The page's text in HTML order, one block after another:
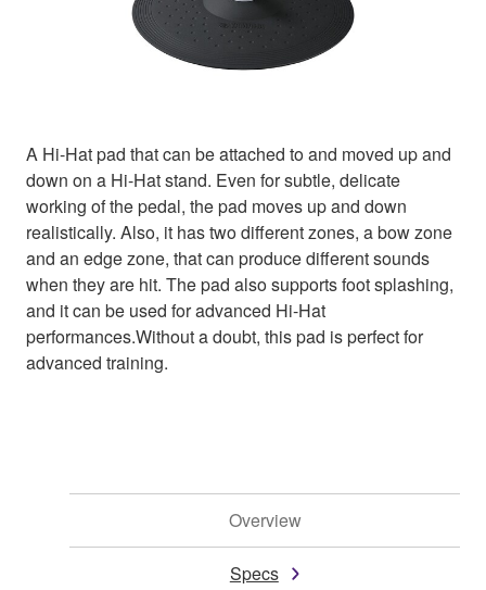
A Hi-Hat pad that can be attached to and moved up and
down on a Hi-Hat stand. Even for subtle, delicate
working of the pedal, the pad moves up and down
realistically. Also, it has two different zones, a bow zone
and an edge zone, that can produce different sounds
when they are hit. The pad also supports foot splashing,
and it can be used for advanced Hi-Hat
performances.Without a doubt, this pad is perfect for
advanced training.
Overview
Specs